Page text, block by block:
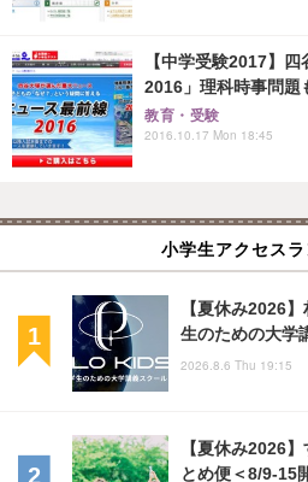
【中学受験2017】
2016」理科時事問題
教育・受験
2016.10.17 Mon 18:45
小学生アクセス
【夏休み2026
生のための大学
2026.8.6 Thu 19:15
【夏休み2026
とめ便＜8/9-15